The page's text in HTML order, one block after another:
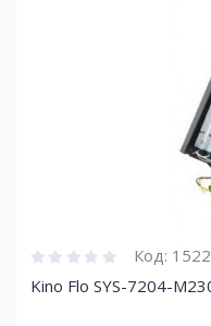
Код: 1522
Kino Flo SYS-7204-